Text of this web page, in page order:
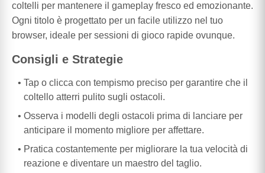
coltelli per mantenere il gameplay fresco ed emozionante.
Ogni titolo è progettato per un facile utilizzo nel tuo
browser, ideale per sessioni di gioco rapide ovunque.
Consigli e Strategie
Tap o clicca con tempismo preciso per garantire che il
coltello atterri pulito sugli ostacoli.
Osserva i modelli degli ostacoli prima di lanciare per
anticipare il momento migliore per affettare.
Pratica costantemente per migliorare la tua velocità di
reazione e diventare un maestro del taglio.